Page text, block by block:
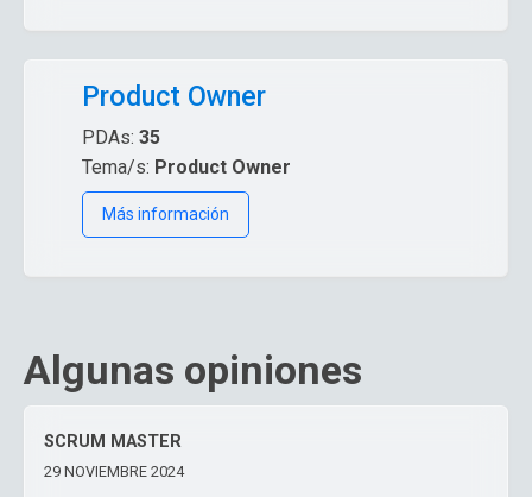
Product Owner
PDAs: 35
Tema/s: Product Owner
Más información
Algunas opiniones
SCRUM MASTER
29 NOVIEMBRE 2024